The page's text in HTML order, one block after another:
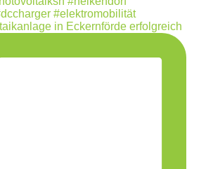
in Eckernförde erfolgreich